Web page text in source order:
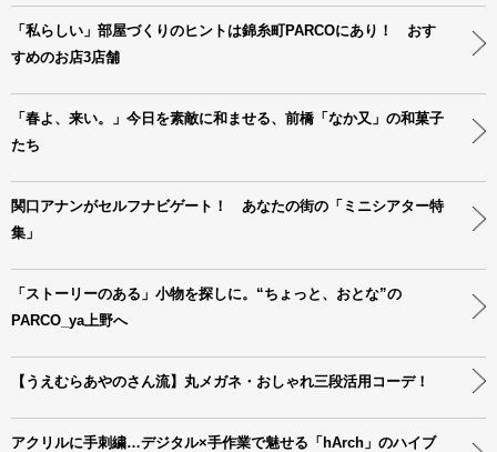
「私らしい」部屋づくりのヒントは錦糸町PARCOにあり！ おす
すめのお店3店舗
「春よ、来い。」今日を素敵に和ませる、前橋「なか又」の和菓子
たち
関口アナンがセルフナビゲート！ あなたの街の「ミニシアター特
集」
「ストーリーのある」小物を探しに。“ちょっと、おとな”の
PARCO_ya上野へ
【うえむらあやのさん流】丸メガネ・おしゃれ三段活用コーデ！
アクリルに手刺繍…デジタル×手作業で魅せる「hArch」のハイブ